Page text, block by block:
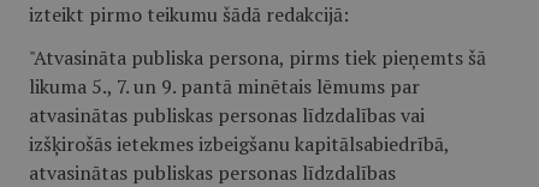
izteikt pirmo teikumu šādā redakcijā:
"Atvasināta publiska persona, pirms tiek pieņemts šā
likuma 5., 7. un 9. pantā minētais lēmums par
atvasinātas publiskas personas līdzdalības vai
izšķirošās ietekmes izbeigšanu kapitālsabiedrībā,
atvasinātas publiskas personas līdzdalības